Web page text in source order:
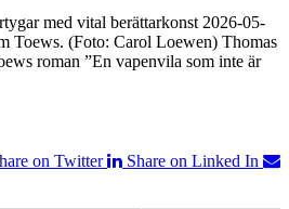
med vital berättarkonst 2026-05-
Toews. (Foto: Carol Loewen) Thomas
roman ”En vapenvila som inte är
on Twitter
Share on Linked In